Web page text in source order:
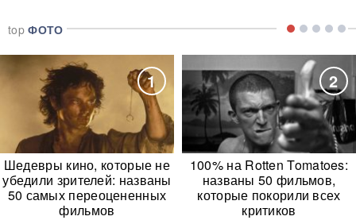
topФОТО
1
Шедевры кино, которые не
убедили зрителей: названы
50 самых переоцененных
фильмов
2
100% на Rotten Tomatoes:
названы 50 фильмов,
которые покорили всех
критиков